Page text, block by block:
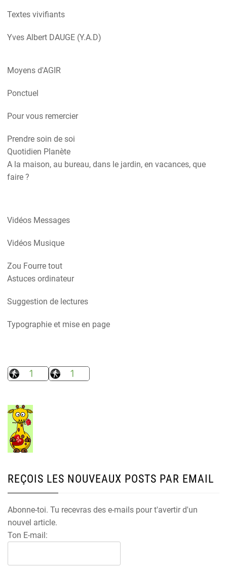
Textes vivifiants
Yves Albert DAUGE (Y.A.D)
Moyens d'AGIR
Ponctuel
Pour vous remercier
Prendre soin de soi
Quotidien Planète
A la maison, au bureau, dans le jardin, en vacances, que
faire ?
Vidéos Messages
Vidéos Musique
Zou Fourre tout
Astuces ordinateur
Suggestion de lectures
Typographie et mise en page
REÇOIS LES NOUVEAUX POSTS PAR EMAIL
Abonne-toi. Tu recevras des e-mails pour t'avertir d'un
nouvel article.
Ton E-mail: